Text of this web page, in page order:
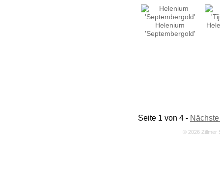
Helenium
'Septembergold'
Seite 1 von 4 -
© 2026 Zillmer